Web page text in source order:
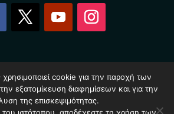
– Greekonline.gr. All Rights
Reserved.
–Προστασία Προσωπικών
cookie για την παροχή των
εξατομίκευση διαφημίσεων και για την
της επισκεψιμότητας.